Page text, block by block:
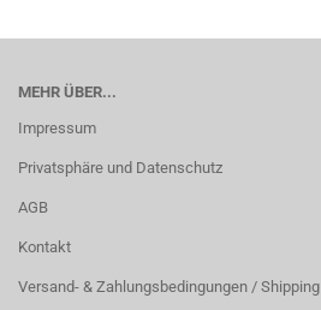
MEHR ÜBER...
Impressum
Privatsphäre und Datenschutz
AGB
Kontakt
Versand- & Zahlungsbedingungen / Shipping